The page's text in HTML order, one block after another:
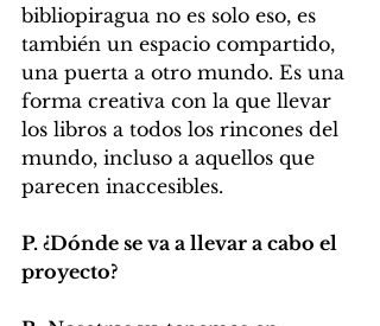
bibliopiragua no es solo eso, es
también un espacio compartido,
una puerta a otro mundo. Es una
forma creativa con la que llevar
los libros a todos los rincones del
mundo, incluso a aquellos que
parecen inaccesibles.
P. ¿Dónde se va a llevar a cabo el
proyecto?